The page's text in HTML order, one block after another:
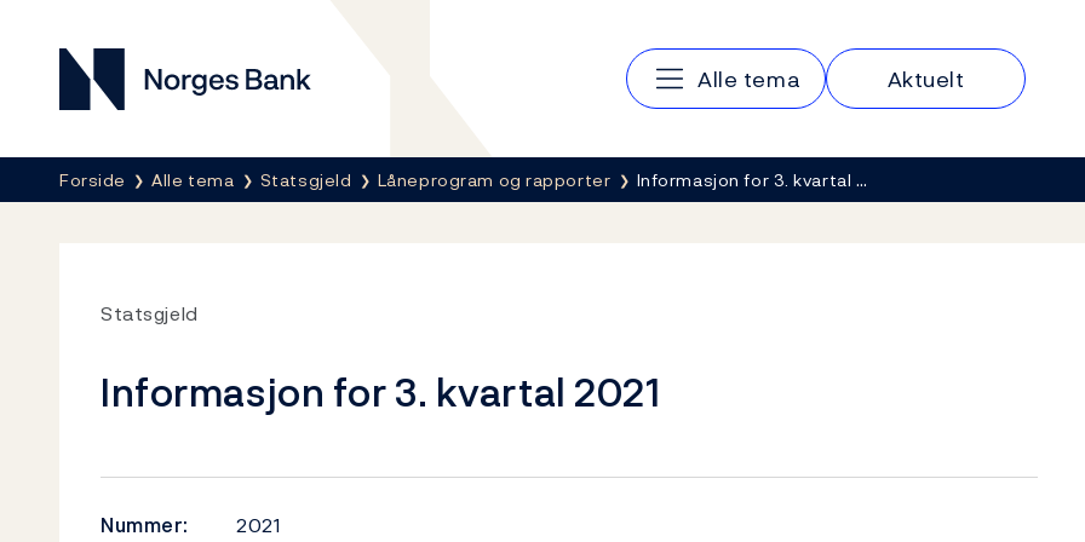
Norges Bank
Hovedmeny
Alle tema Aktuelt
Her er du nå:
Forside Alle tema Statsgjeld Låneprogram og rapporter Informasjon for 3. kvartal …
Statsgjeld
Informasjon for 3. kvartal 2021
Nummer: 2021